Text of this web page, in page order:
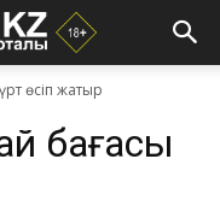
өсіп жатыр
бағасы